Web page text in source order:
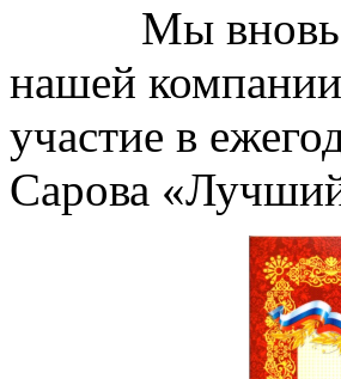
Мы вновь
нашей
участие в
Сарова